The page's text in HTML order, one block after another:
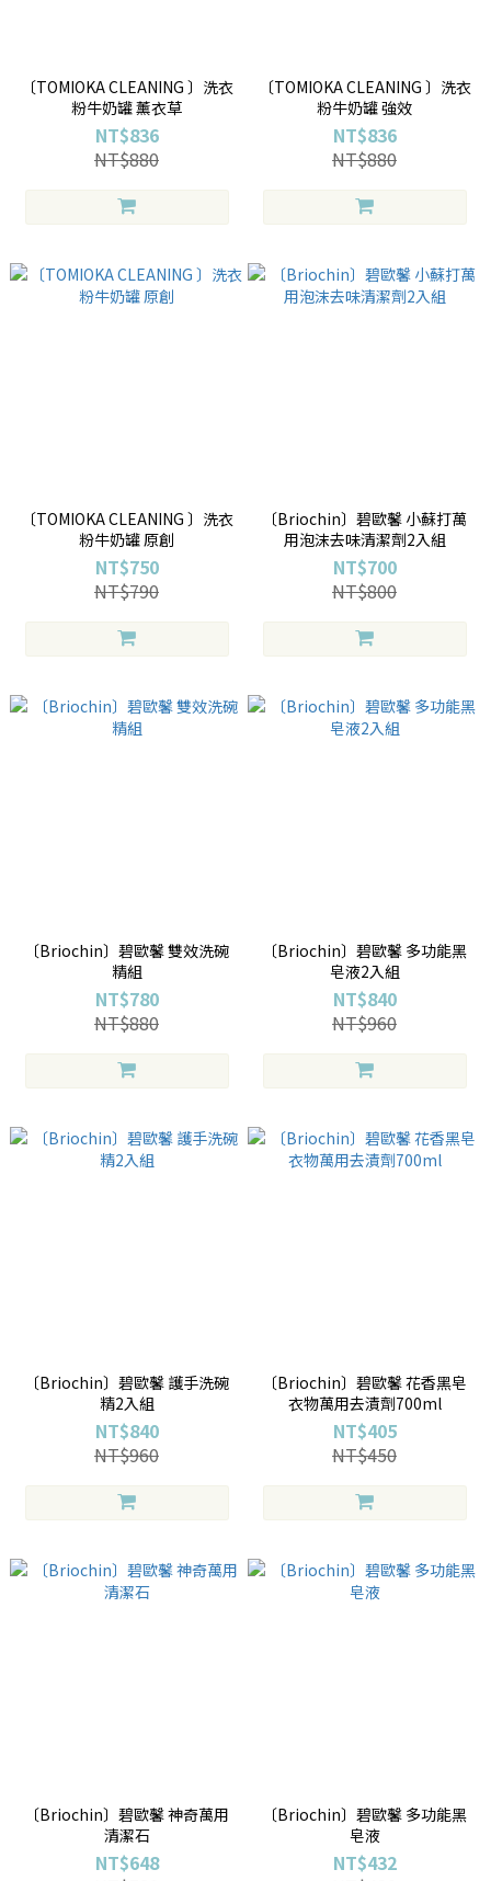
〔TOMIOKA CLEANING 〕洗衣
粉牛奶罐 薰衣草
NT$836
NT$880
〔TOMIOKA CLEANING 〕洗衣
粉牛奶罐 強效
NT$836
NT$880
〔TOMIOKA CLEANING 〕洗衣
粉牛奶罐 原創
NT$750
NT$790
〔Briochin〕碧歐馨 小蘇打萬
用泡沫去味清潔劑2入組
NT$700
NT$800
〔Briochin〕碧歐馨 雙效洗碗
精組
NT$780
NT$880
〔Briochin〕碧歐馨 多功能黑
皂液2入組
NT$840
NT$960
〔Briochin〕碧歐馨 護手洗碗
精2入組
NT$840
NT$960
〔Briochin〕碧歐馨 花香黑皂
衣物萬用去漬劑700ml
NT$405
NT$450
〔Briochin〕碧歐馨 神奇萬用
清潔石
NT$648
〔Briochin〕碧歐馨 多功能黑
皂液
NT$432